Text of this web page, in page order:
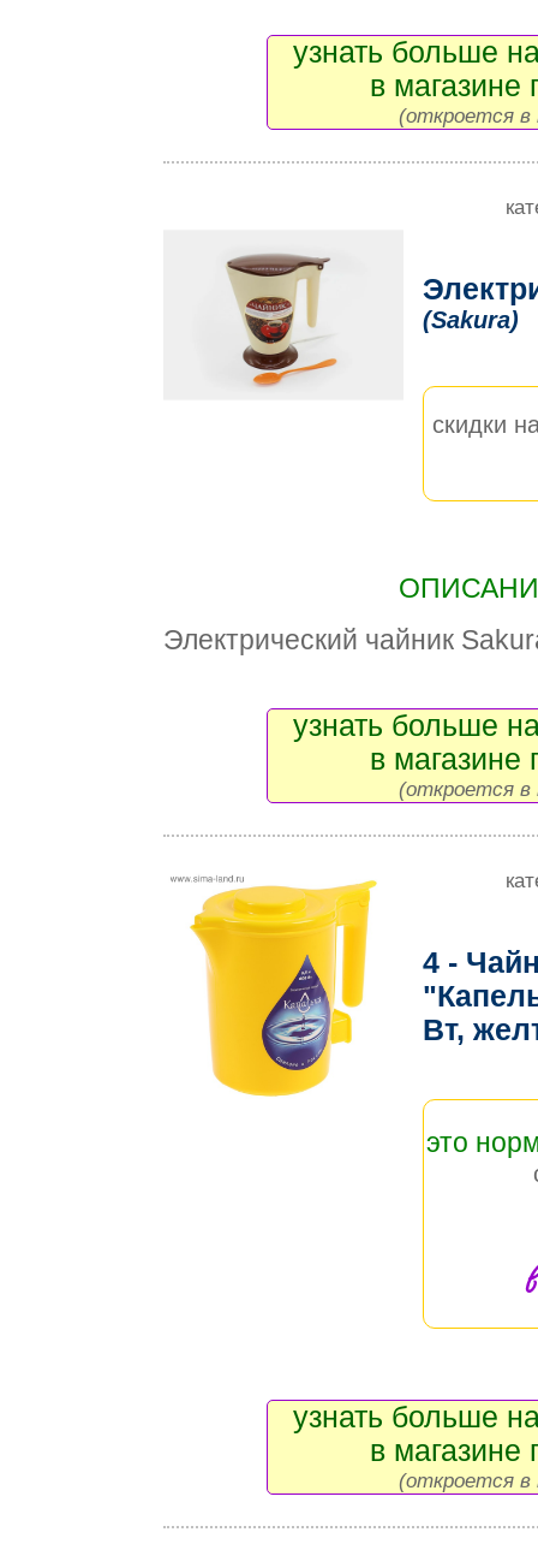
узнать больше
в магазине
(откроется в
(Sakura)
скидки
Электрический чайник
узнать больше
в магазине
(откроется в
4 -
Вт,
это
узнать больше
в магазине
(откроется в